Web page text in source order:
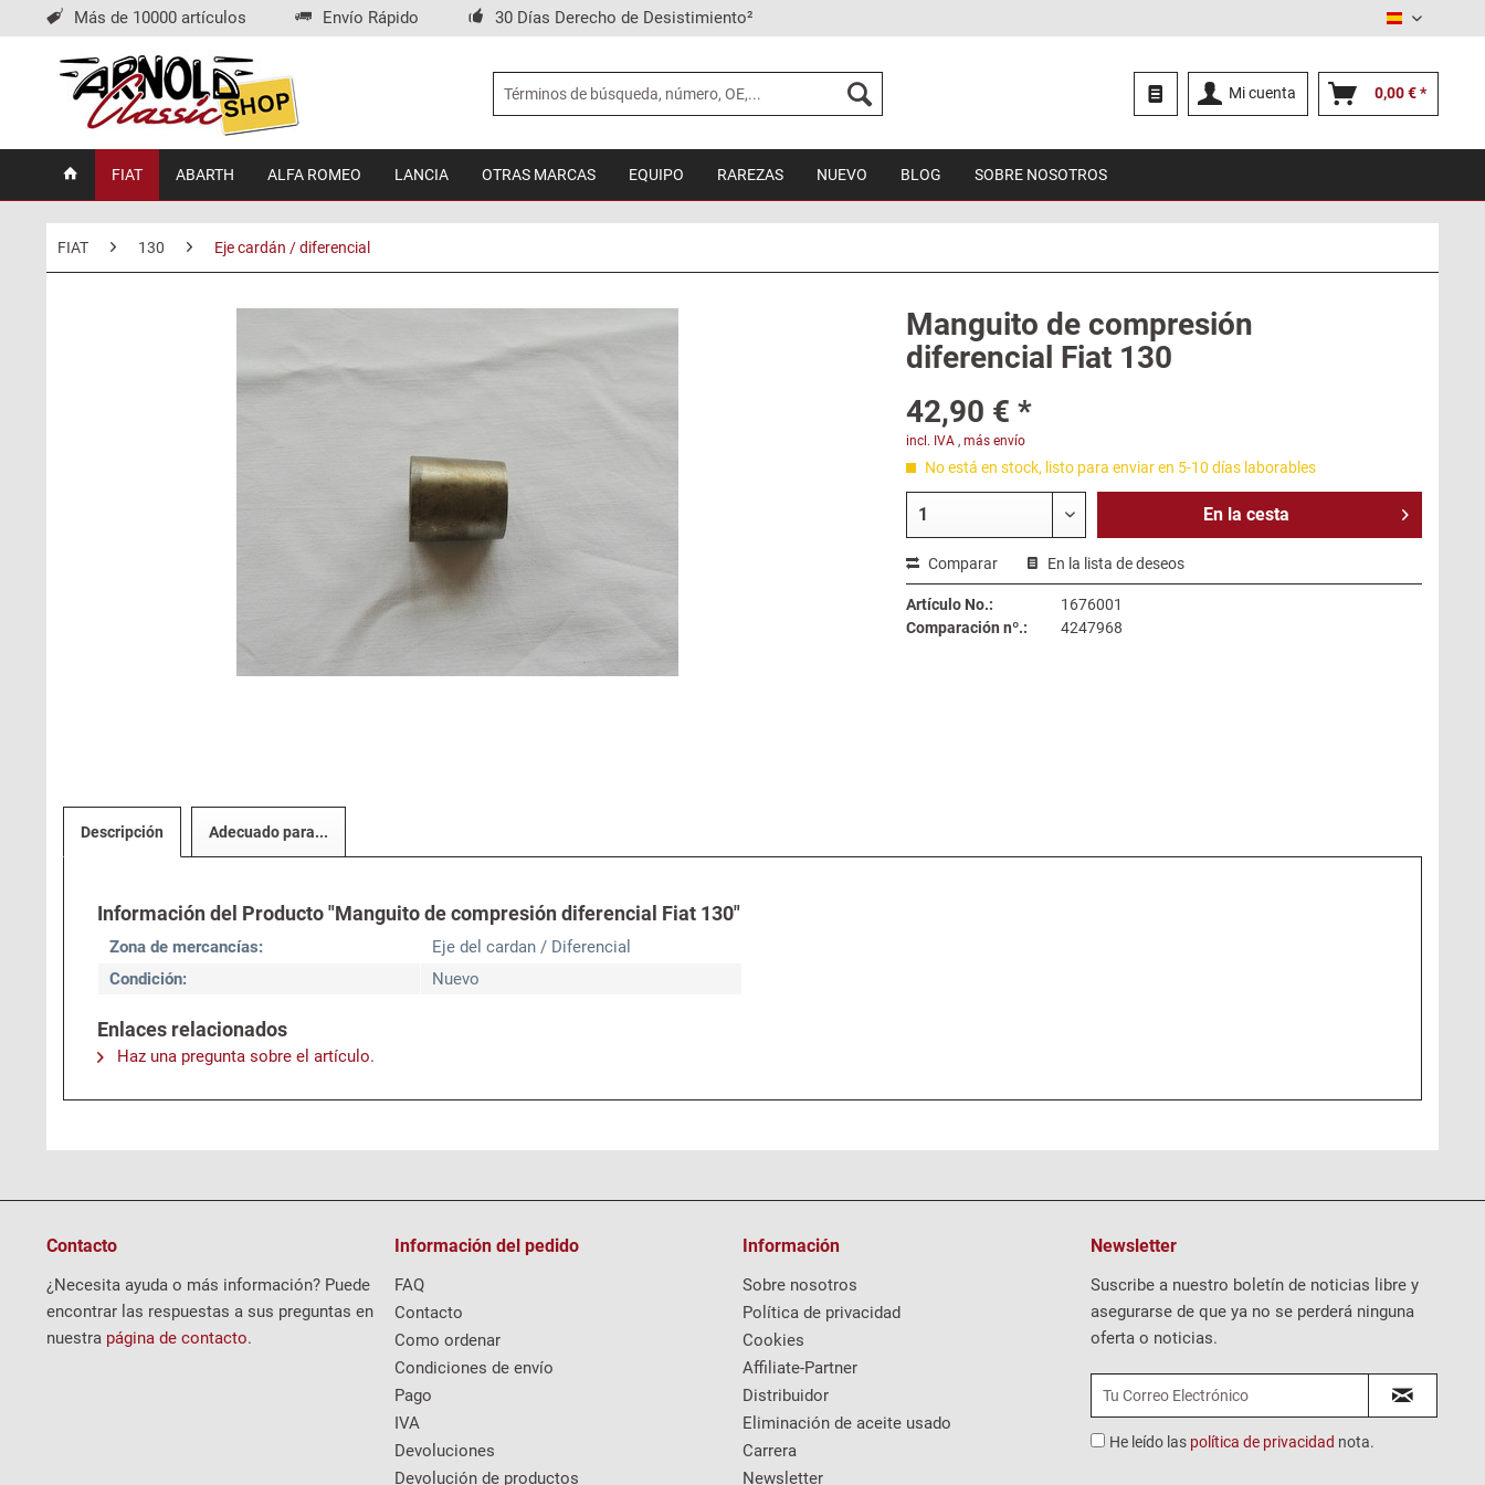
Más de 10000 artículos Envío Rápido 30 Días Derecho de Desistimiento² Español
Mi cuenta 0,00 € *
FIAT ABARTH ALFA ROMEO LANCIA OTRAS MARCAS EQUIPO RAREZAS NUEVO BLOG SOBRE NOSOTROS
FIAT 130 Eje cardán / diferencial
Manguito de compresión
diferencial Fiat 130
42,90 € *
incl. IVA, más envío
No está en stock, listo para enviar en 5-10 días laborables
En la cesta
Comparar En la lista de deseos
Artículo No.:
1676001
Comparación nº.:
4247968
Descripción Adecuado para...
Información del Producto "Manguito de compresión diferencial Fiat 130"
Zona de mercancías:
Eje del cardan / Diferencial
Condición:
Nuevo
Enlaces relacionados
Haz una pregunta sobre el artículo.
Contacto
¿Necesita ayuda o más información? Puede
encontrar las respuestas a sus preguntas en
nuestra página de contacto.
Información del pedido
FAQ
Contacto
Como ordenar
Condiciones de envío
Pago
IVA
Devoluciones
Devolución de productos
Información
Sobre nosotros
Política de privacidad
Cookies
Affiliate-Partner
Distribuidor
Eliminación de aceite usado
Carrera
Newsletter
Newsletter
Suscribe a nuestro boletín de noticias libre y
asegurarse de que ya no se perderá ninguna
oferta o noticias.
He leído las política de privacidad nota.